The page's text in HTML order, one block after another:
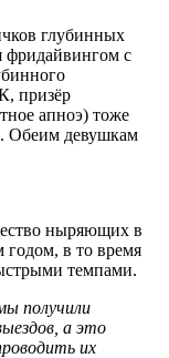
глубинных
фридайвингом с
призёр
апноэ) тоже
Обеим девушкам
ныряющих в
годом, в то время
темпами.
получили
а это
их